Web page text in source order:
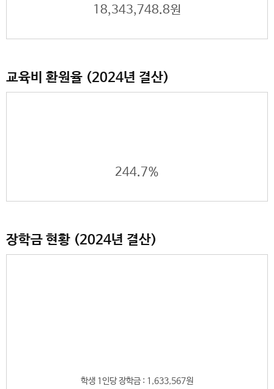
18,343,748.8원
교육비 환원율 (2024년 결산)
244.7%
장학금 현황 (2024년 결산)
학생 1인당 장학금 : 1,633,567원